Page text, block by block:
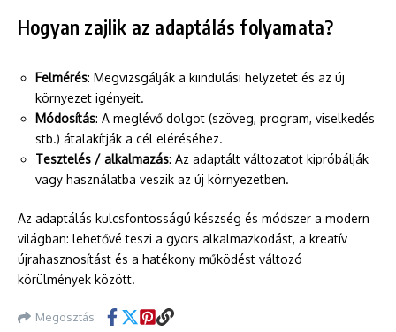
Hogyan zajlik az adaptálás folyamata?
Felmérés: Megvizsgálják a kiindulási helyzetet és az új
környezet igényeit.
Módosítás: A meglévő dolgot (szöveg, program, viselkedés
stb.) átalakítják a cél eléréséhez.
Tesztelés / alkalmazás: Az adaptált változatot kipróbálják
vagy használatba veszik az új környezetben.
Az adaptálás kulcsfontosságú készség és módszer a modern
világban: lehetővé teszi a gyors alkalmazkodást, a kreatív
újrahasznosítást és a hatékony működést változó
körülmények között.
Megosztás